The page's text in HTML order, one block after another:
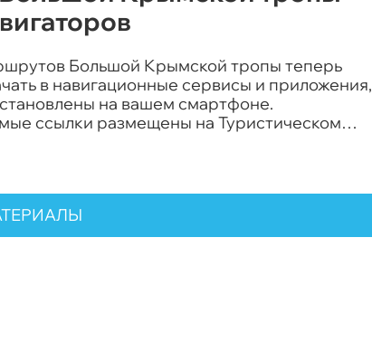
Большой Крымской тропы теперь
в навигационные сервисы и приложения,
на вашем смартфоне.
ссылки размещены на Туристическом